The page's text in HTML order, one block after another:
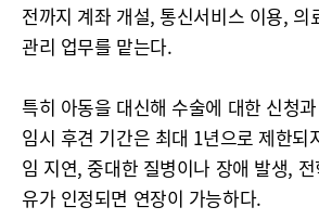
전까지 계좌 개설, 통신서비스 이용, 의
관리 업무를 맡는다.
특히 아동을 대신해 수술에 대한 신청
임시 후견 기간은 최대 1년으로 제한되
임 지연, 중대한 질병이나 장애 발생,
유가 인정되면 연장이 가능하다.